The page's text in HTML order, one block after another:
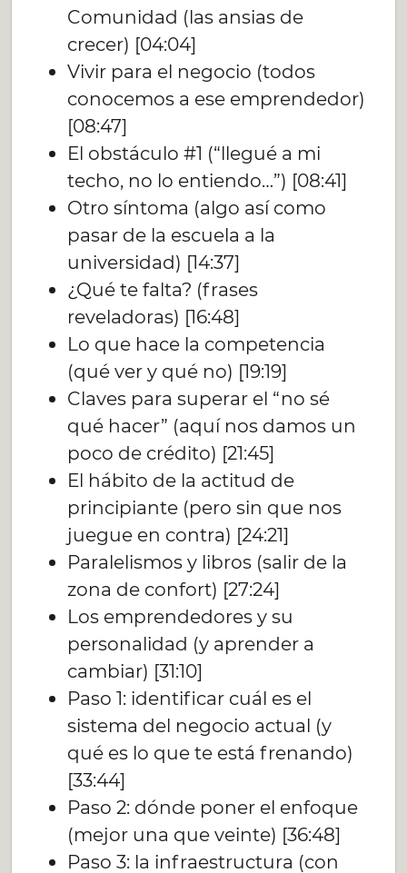
Comunidad (las ansias de
crecer) [04:04]
Vivir para el negocio (todos
conocemos a ese emprendedor)
[08:47]
El obstáculo #1 (“llegué a mi
techo, no lo entiendo…”) [08:41]
Otro síntoma (algo así como
pasar de la escuela a la
universidad) [14:37]
¿Qué te falta? (frases
reveladoras) [16:48]
Lo que hace la competencia
(qué ver y qué no) [19:19]
Claves para superar el “no sé
qué hacer” (aquí nos damos un
poco de crédito) [21:45]
El hábito de la actitud de
principiante (pero sin que nos
juegue en contra) [24:21]
Paralelismos y libros (salir de la
zona de confort) [27:24]
Los emprendedores y su
personalidad (y aprender a
cambiar) [31:10]
Paso 1: identificar cuál es el
sistema del negocio actual (y
qué es lo que te está frenando)
[33:44]
Paso 2: dónde poner el enfoque
(mejor una que veinte) [36:48]
Paso 3: la infraestructura (con